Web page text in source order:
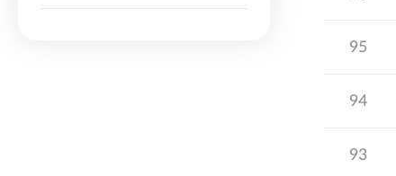
95
94
93